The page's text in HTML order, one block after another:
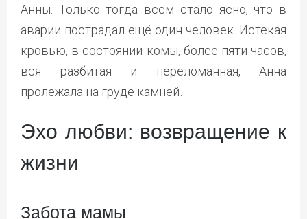
Анны. Только тогда всем стало ясно, что в
аварии пострадал ещё один человек. Истекая
кровью, в состоянии комы, более пяти часов,
вся разбитая и переломанная, Анна
пролежала на груде камней…
Эхо любви: возвращение к
жизни
Забота мамы